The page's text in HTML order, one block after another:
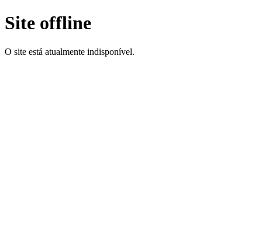
Site offline
O site está atualmente indisponível.